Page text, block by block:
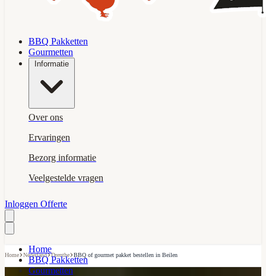
BBQ Pakketten
Gourmetten
Informatie
Over ons
Ervaringen
Bezorg informatie
Veelgestelde vragen
Inloggen Offerte
Home
BBQ Pakketten
Gourmetten
Home›Nederland›Drenthe›BBQ of gourmet pakket bestellen in Beilen